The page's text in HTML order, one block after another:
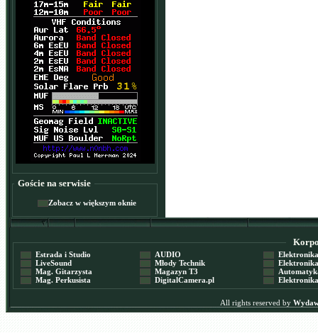
Goście na serwisie
Zobacz w większym oknie
Estrada i Studio
LiveSound
Mag. Gitarzysta
Mag. Perkusista
AUDIO
Młody Technik
Magazyn T3
DigitalCamera.pl
Elektronika
Elektronika
Automatyka
Elektronika
All rights reserved by